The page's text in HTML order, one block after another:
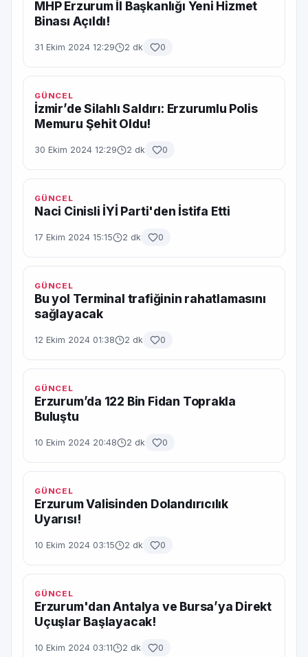
MHP Erzurum İl Başkanlığı Yeni Hizmet
Binası Açıldı!
31 Ekim 2024 12:29 2 dk 0
GÜNCEL
İzmir’de Silahlı Saldırı: Erzurumlu Polis
Memuru Şehit Oldu!
30 Ekim 2024 12:29 2 dk 0
GÜNCEL
Naci Cinisli İYİ Parti'den İstifa Etti
17 Ekim 2024 15:15 2 dk 0
GÜNCEL
Bu yol Terminal trafiğinin rahatlamasını
sağlayacak
12 Ekim 2024 01:38 2 dk 0
GÜNCEL
Erzurum’da 122 Bin Fidan Toprakla
Buluştu
10 Ekim 2024 20:48 2 dk 0
GÜNCEL
Erzurum Valisinden Dolandırıcılık
Uyarısı!
10 Ekim 2024 03:15 2 dk 0
GÜNCEL
Erzurum'dan Antalya ve Bursa’ya Direkt
Uçuşlar Başlayacak!
10 Ekim 2024 03:11 2 dk 0